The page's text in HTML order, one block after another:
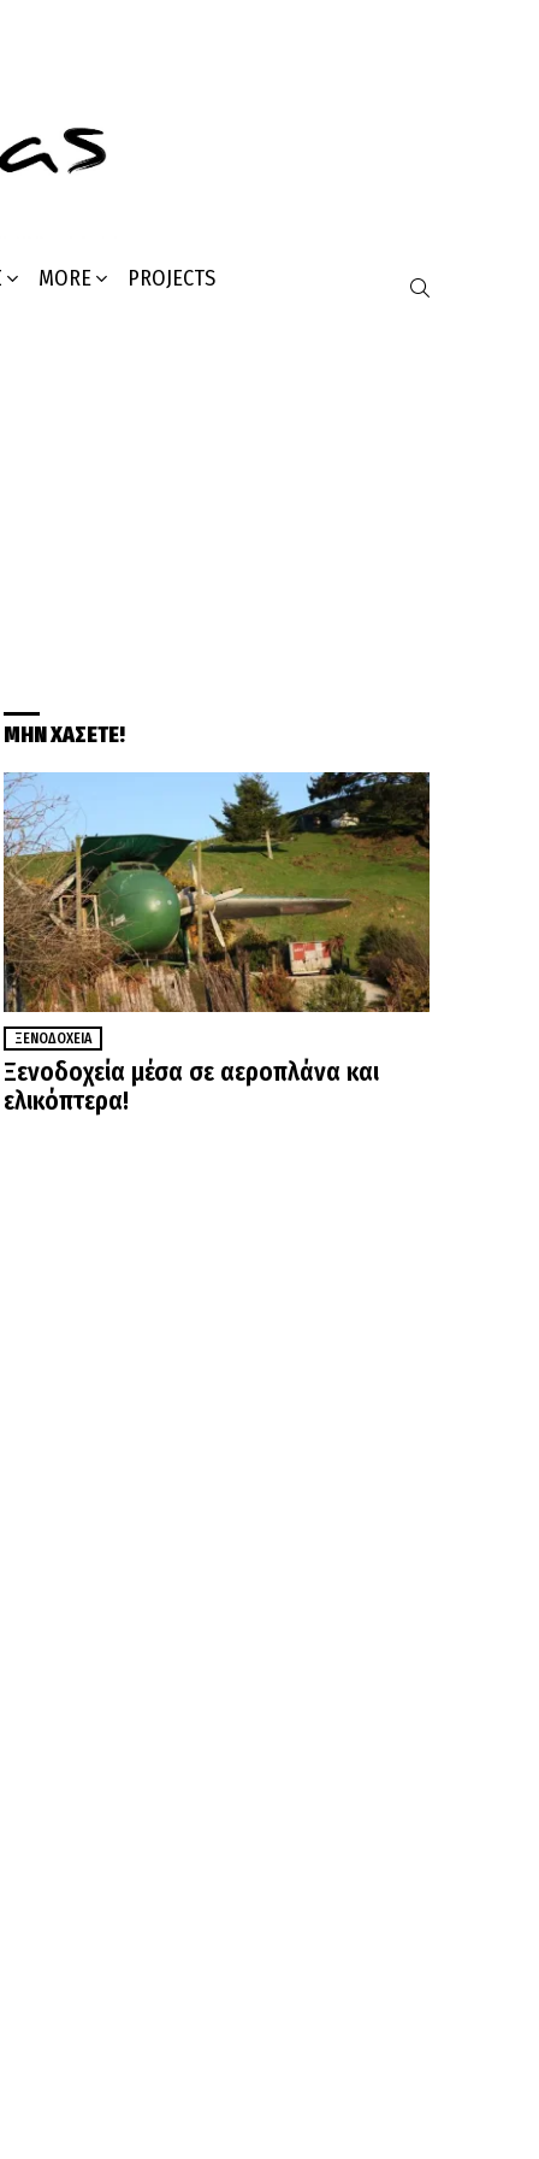
MORE PROJECTS
ΜΗΝ ΧΑΣΕΤΕ!
ΞΕΝΟΔΟΧΕΊΑ
Ξενοδοχεία μέσα σε αεροπλάνα και
ελικόπτερα!